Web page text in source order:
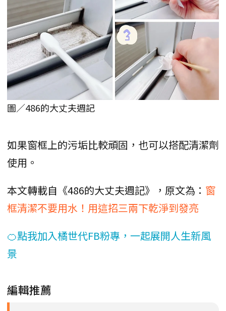
圖／486的大丈夫週記
如果窗框上的污垢比較頑固，也可以搭配清潔劑
使用。
本文轉載自《486的大丈夫週記》，原文為： 窗
框清潔不要用水！用這招三兩下乾淨到發亮
🍊點我加入橘世代FB粉專，一起展開人生新風
景
編輯推薦